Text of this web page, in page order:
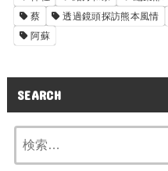
蔡
透過鏡頭探訪熊本風情
阿蘇
SEARCH